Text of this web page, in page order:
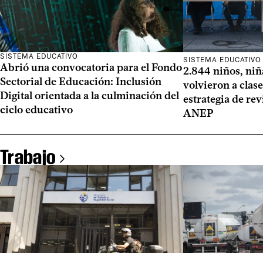
SISTEMA EDUCATIVO
Abrió una convocatoria para el Fondo
Sectorial de Educación: Inclusión
Digital orientada a la culminación del
ciclo educativo
SISTEMA EDUCATIVO
2.844 niños,
volvieron a
estrategia de
ANEP
Trabajo